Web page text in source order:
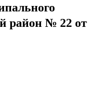
район № 22 от